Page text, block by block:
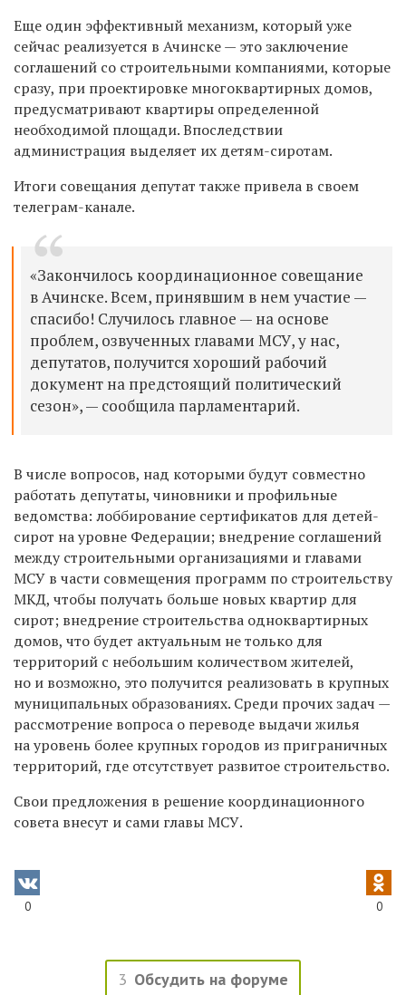
Еще один эффективный механизм, который уже
сейчас реализуется в Ачинске — это заключение
соглашений со строительными компаниями, которые
сразу, при проектировке многоквартирных домов,
предусматривают квартиры определенной
необходимой площади. Впоследствии
администрация выделяет их детям-сиротам.
Итоги совещания депутат также привела в своем
телеграм-канале.
«Закончилось координационное совещание
в Ачинске. Всем, принявшим в нем участие —
спасибо! Случилось главное — на основе
проблем, озвученных главами МСУ, у нас,
депутатов, получится хороший рабочий
документ на предстоящий политический
сезон», — сообщила парламентарий.
В числе вопросов, над которыми будут совместно
работать депутаты, чиновники и профильные
ведомства: лоббирование сертификатов для детей-
сирот на уровне Федерации; внедрение соглашений
между строительными организациями и главами
МСУ в части совмещения программ по строительству
МКД, чтобы получать больше новых квартир для
сирот; внедрение строительства одноквартирных
домов, что будет актуальным не только для
территорий с небольшим количеством жителей,
но и возможно, это получится реализовать в крупных
муниципальных образованиях. Среди прочих задач —
рассмотрение вопроса о переводе выдачи жилья
на уровень более крупных городов из приграничных
территорий, где отсутствует развитое строительство.
Свои предложения в решение координационного
совета внесут и сами главы МСУ.
0 0
3 Обсудить на форуме